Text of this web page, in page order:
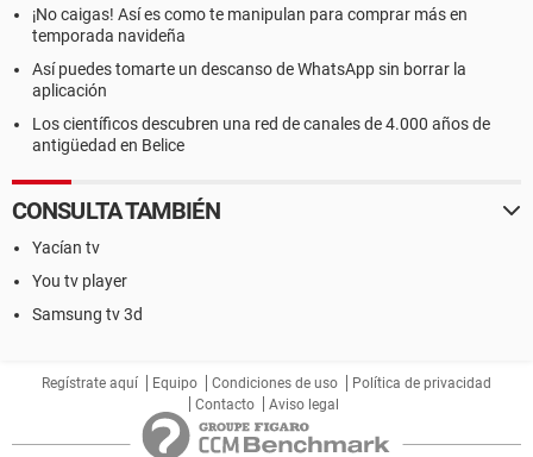
¡No caigas! Así es como te manipulan para comprar más en
temporada navideña
Así puedes tomarte un descanso de WhatsApp sin borrar la
aplicación
Los científicos descubren una red de canales de 4.000 años de
antigüedad en Belice
CONSULTA TAMBIÉN
Yacían tv
You tv player
Samsung tv 3d
Regístrate aquí Equipo Condiciones de uso
Política de privacidad
Contacto
Aviso legal